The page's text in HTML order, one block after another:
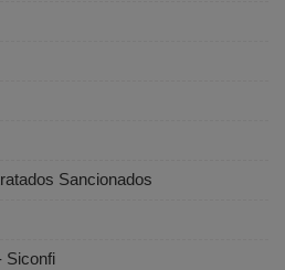
Sancionados
Siconfi